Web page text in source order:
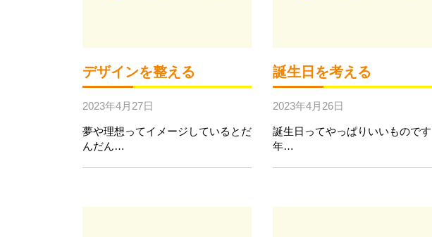
デザインを整える
2023年4月27日
夢や理想ってイメージしているとだ
んだん…
誕生日を考える
2023年4月26日
誕生日ってやっぱりいいものです
年…